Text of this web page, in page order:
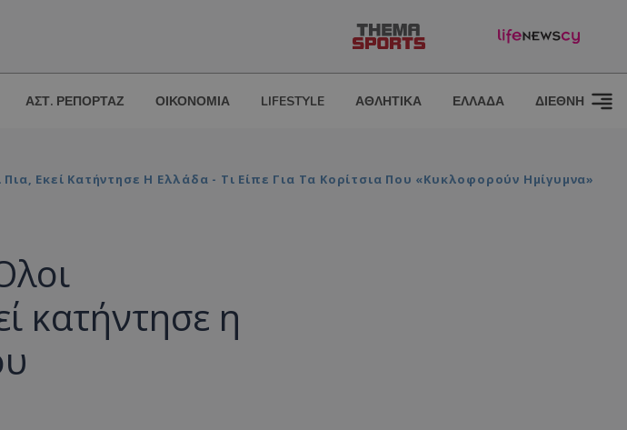
ΑΣΤ. ΡΕΠΟΡΤΑΖ ΟΙΚΟΝΟΜΙΑ LIFESTYLE ΑΘΛΗΤΙΚΑ ΕΛΛΑΔΑ ΔΙΕΘΝΗ
Εκεί Κατήντησε Η Ελλάδα - Τι Είπε Για Τα Κορίτσια Που «κυκλοφορούν Ημίγυμνα»
κατήντησε η